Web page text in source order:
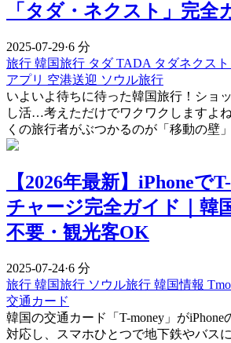
「タダ・ネクスト」完全
2025-07-29·6 分
旅行 韓国旅行 タダTADA タダネクスト
アプリ 空港送迎 ソウル旅行
いよいよ待ちに待った韓国旅行！ショ
し活…考えただけでワクワクしますよ
くの旅行者がぶつかるのが「移動の壁」
【2026年最新】iPhoneで
チャージ完全ガイド｜韓
不要・観光客OK
2025-07-24·6 分
旅行 韓国旅行 ソウル旅行 韓国情報
交通カード
韓国の交通カード「T-money」がiPhone
対応し、スマホひとつで地下鉄やバス